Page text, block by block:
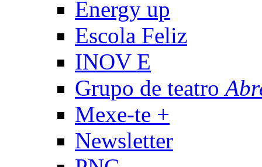
Energy up
Escola Feliz
INOV E
Grupo de teatro
Mexe-te +
Newsletter